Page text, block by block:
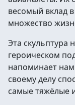
весомый вклад
множество
Эта скульптура
героическом
напоминает нам
своему делу
самые тяжёлые